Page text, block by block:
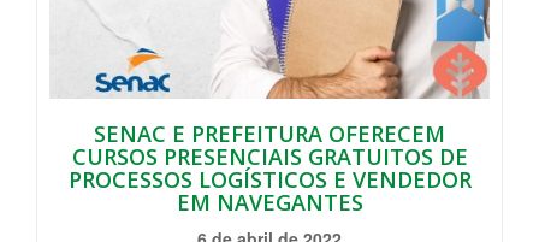
SENAC E PREFEITURA OFERECEM
CURSOS PRESENCIAIS GRATUITOS DE
PROCESSOS LOGÍSTICOS E VENDEDOR
EM NAVEGANTES